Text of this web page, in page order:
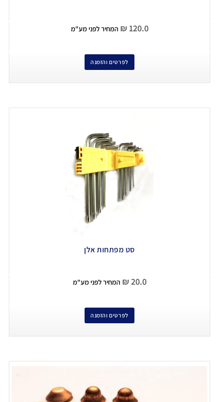
₪ 120.0 המחיר לפני מע"מ
לפרטים והזמנה
סט מפתחות אלן
₪ 20.0 המחיר לפני מע"מ
לפרטים והזמנה